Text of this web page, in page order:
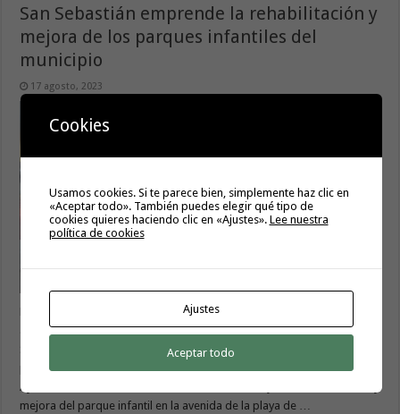
San Sebastián emprende la rehabilitación y
mejora de los parques infantiles del
municipio
17 agosto, 2023
Finalizan los trabajos de reforma del parque infantil ubicado en la
avenida de la playa de San Sebastián El Ayuntamiento de San
Sebastián lleva a cabo una inspección para detectar desperfectos y
problemas de deterioros en las zonas de juego municipales El
Ayuntamiento de San Sebastián finaliza los trabajos de rehabilitación y
mejora del parque infantil en la avenida de la playa de …
Cookies
Usamos cookies. Si te parece bien, simplemente haz clic en
«Aceptar todo». También puedes elegir qué tipo de
cookies quieres haciendo clic en «Ajustes». Lee nuestra
política de cookies
Ajustes
Aceptar todo